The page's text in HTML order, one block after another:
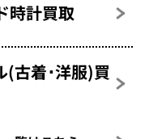
時計買取
(古着･洋服)買